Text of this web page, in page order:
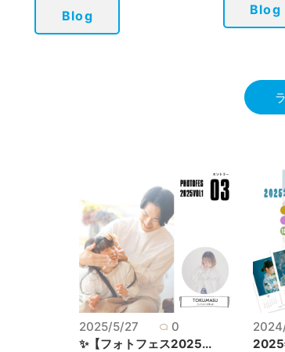
Blog Blog
2025/5/27
0
✨【フォトフェス2025...
2025